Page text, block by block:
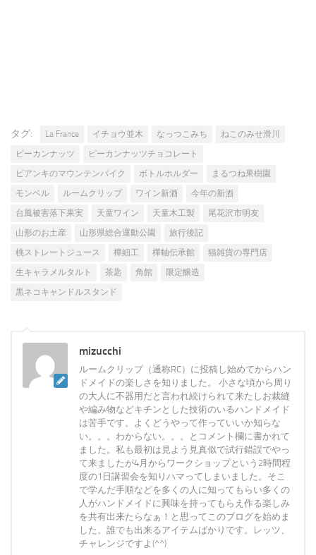
タグ: La France イチョウ並木 なっつこみち
ねこのみせ滑川
ピーカンナッツ
ピーカンナッツチョコレート
ビアンキのマウンテンバイク
ボトルホルダー
まるつね果樹園
モンベル
ルームクリップ ワイン新酒
今年の新酒
台風被害落下果実
天童ワイン 天童木工製
尾花沢市明友
山形のお土産
山形県総合運動公園
旅行後記
桃ストレートジュース
樺細工 樺軸伝承館
猫雑貨の専門店
生キャラメルタルト
茶匙 角館
限定醸造
黒ネコキャンドルスタンド
mizucchi
ルームクリップ（通称RC）に投稿し始めてからハン
ドメイドの楽しさを知りました。 小さな頃から周り
の大人に不器用だと言われ続けられて来たしお裁縫
や編み物などキチンとした技術のいるハンドメイド
は苦手です。よくどうやって作っていいか知らな
い。。。わからない。。。とコメント欄に書かれて
ました。私も最初は見よう見真似で試行錯誤でやっ
て来ましたが4月からワークショップという2時間程
度の1日講習会を知りハマってしまいました。そこ
で学んだ手順などを多くの人に知ってもらい多くの
人がハンドメイドに興味を持ってもらえ作る楽しみ
を共有出来たらなぁ！と思ってこのブログを始めま
した。誰でも出来るアイテムばかりです。レッツ、
チャレンジですよ(^^)